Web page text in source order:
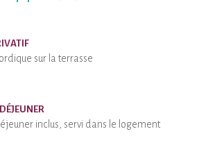
sur la terrasse
inclus, servi dans le logement